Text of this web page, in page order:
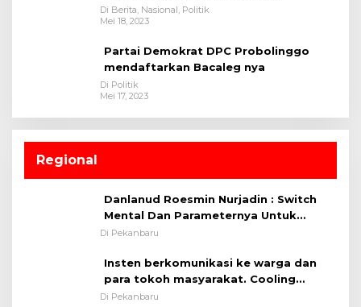
Di Berita, Nasional, Politik
Mei 18, 2023
Partai Demokrat DPC Probolinggo
mendaftarkan Bacaleg nya
Di Politik
Mei 17, 2023
Regional
Danlanud Roesmin Nurjadin : Switch
Mental Dan Parameternya Untuk
Melaksanakan ✈
Di Pekanbaru
Insten berkomunikasi ke warga dan
para tokoh masyarakat. Cooling
System OMP LK ²024 Polsek Rumbai,
Di Pekanbaru